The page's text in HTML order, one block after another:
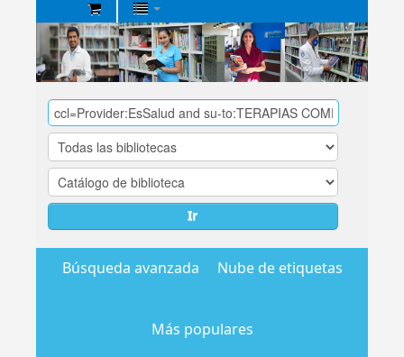
Biblioteca
Central
EsSalud
Ir
Búsqueda avanzada Nube de etiquetas
Más populares